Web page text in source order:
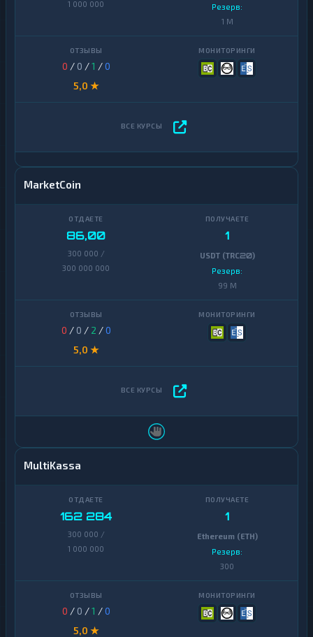
1 000 000
Резерв:
1 M
0 / 0 /1 /0
5,0 ★
MarketCoin
86,00
300 000 /
300 000 000
1
USDT (TRC20)
Резерв:
99 M
0 / 0 / 2 /0
5,0 ★
MultiKassa
162 284
300 000 /
1 000 000
1
Ethereum (ETH)
Резерв:
300
0 / 0 /1 /0
5,0 ★